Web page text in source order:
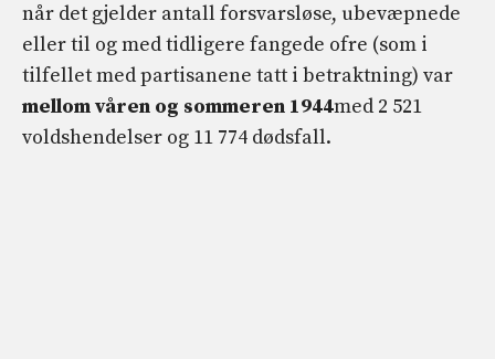
når det gjelder antall forsvarsløse, ubevæpnede
eller til og med tidligere fangede ofre (som i
tilfellet med partisanene tatt i betraktning) var
mellom våren og sommeren 1944med 2 521
voldshendelser og 11 774 dødsfall.